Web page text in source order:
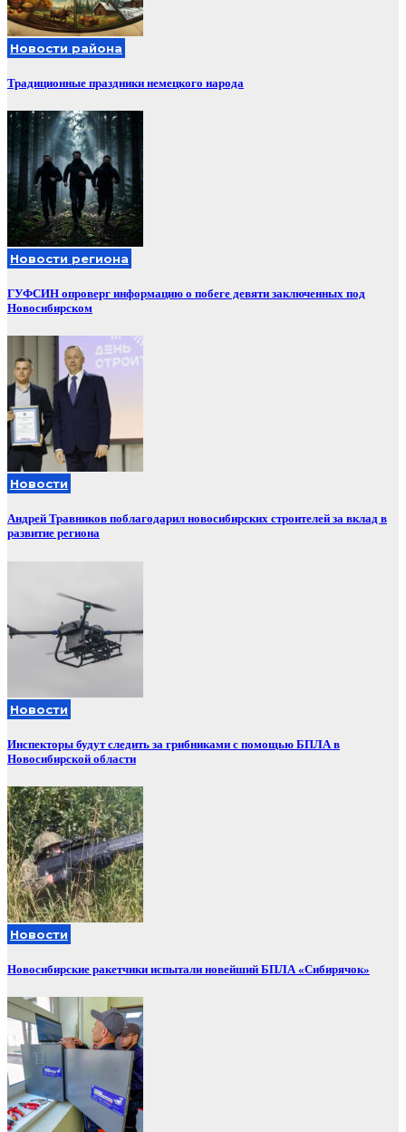
Новости района
Традиционные праздники немецкого народа
Новости региона
ГУФСИН опроверг информацию о побеге девяти заключенных под
Новосибирском
Новости
Андрей Травников поблагодарил новосибирских строителей за вклад в
развитие региона
Новости
Инспекторы будут следить за грибниками с помощью БПЛА в
Новосибирской области
Новости
Новосибирские ракетчики испытали новейший БПЛА «Сибирячок»